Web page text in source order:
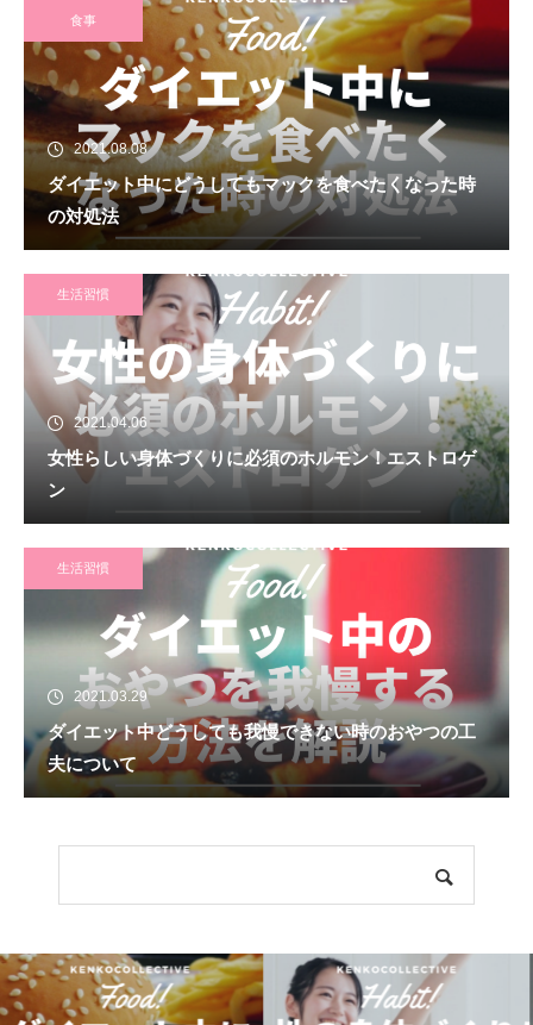
食事
2021.08.08
ダイエット中にどうしてもマックを食べたくなった時
の対処法
生活習慣
2021.04.06
女性らしい身体づくりに必須のホルモン！エストロゲ
ン
生活習慣
2021.03.29
ダイエット中どうしても我慢できない時のおやつの工
夫について